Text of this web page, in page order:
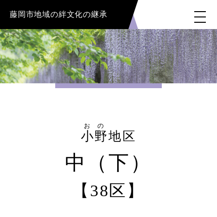
藤岡市地域の絆文化の継承
小野
おの
地区
中（下）
【38区】